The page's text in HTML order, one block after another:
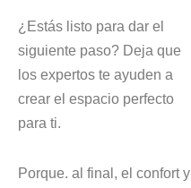
¿Estás listo para dar el
siguiente paso? Deja que
los expertos te ayuden a
crear el espacio perfecto
para ti.
Porque. al final, el confort y